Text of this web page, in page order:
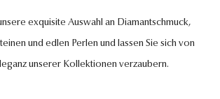
exquisite Auswahl an Diamantschmuck,
und edlen Perlen und lassen Sie sich von
unserer Kollektionen verzaubern.